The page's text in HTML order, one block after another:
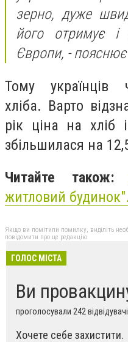
зерно, дуже
його отримує
Європи, -
Тому українців
хліба. Варто
рік ціна на хліб
збільшилася на
Читайте також:
житловий будинок".
Якщо ви помітили помилку, виділіть
повідомити про це редакцію
ГОЛОС МІСТА
Ви
проголосували 242
Хочете себе захистити.